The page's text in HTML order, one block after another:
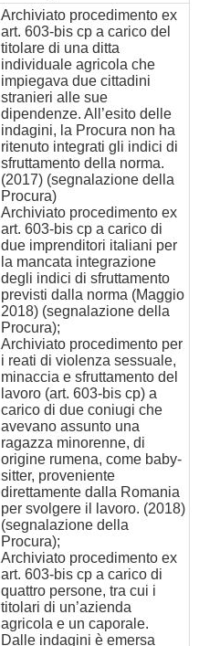
Archiviato procedimento ex
art. 603-bis cp a carico del
titolare di una ditta
individuale agricola che
impiegava due cittadini
stranieri alle sue
dipendenze. All’esito delle
indagini, la Procura non ha
ritenuto integrati gli indici di
sfruttamento della norma.
(2017) (segnalazione della
Procura)
Archiviato procedimento ex
art. 603-bis cp a carico di
due imprenditori italiani per
la mancata integrazione
degli indici di sfruttamento
previsti dalla norma (Maggio
2018) (segnalazione della
Procura);
Archiviato procedimento per
i reati di violenza sessuale,
minaccia e sfruttamento del
lavoro (art. 603-bis cp) a
carico di due coniugi che
avevano assunto una
ragazza minorenne, di
origine rumena, come baby-
sitter, proveniente
direttamente dalla Romania
per svolgere il lavoro. (2018)
(segnalazione della
Procura);
Archiviato procedimento ex
art. 603-bis cp a carico di
quattro persone, tra cui i
titolari di un’azienda
agricola e un caporale.
Dalle indagini è emersa